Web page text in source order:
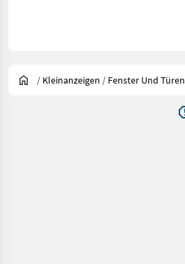
/ Kleinanzeigen / Fenster Und Türen